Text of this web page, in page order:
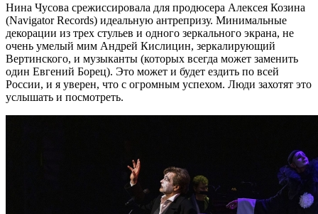
Нина Чусова срежиссировала для продюсера Алексея Козина
(Navigator Records) идеальную антрепризу. Минимальные
декорации из трех стульев и одного зеркального экрана, не
очень умелый мим Андрей Кислицин, зеркалирующий
Вертинского, и музыканты (которых всегда может заменить
один Евгений Борец). Это может и будет ездить по всей
России, и я уверен, что с огромным успехом. Люди захотят это
услышать и посмотреть.